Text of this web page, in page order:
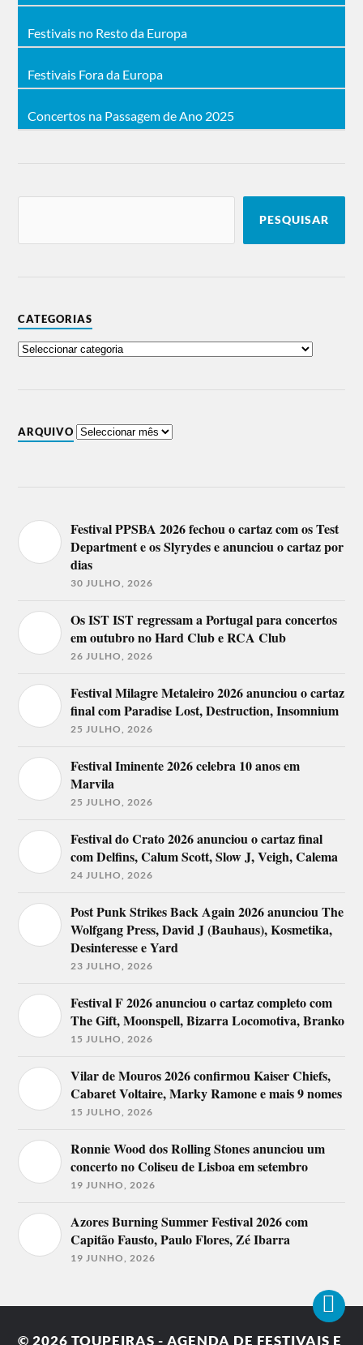
Festivais no Resto da Europa
Festivais Fora da Europa
Concertos na Passagem de Ano 2025
PESQUISAR
CATEGORIAS
ARQUIVO
Festival PPSBA 2026 fechou o cartaz com os Test
Department e os Slyrydes e anunciou o cartaz por
dias
30 JULHO, 2026
Os IST IST regressam a Portugal para concertos
em outubro no Hard Club e RCA Club
26 JULHO, 2026
Festival Milagre Metaleiro 2026 anunciou o cartaz
final com Paradise Lost, Destruction, Insomnium
25 JULHO, 2026
Festival Iminente 2026 celebra 10 anos em
Marvila
25 JULHO, 2026
Festival do Crato 2026 anunciou o cartaz final
com Delfins, Calum Scott, Slow J, Veigh, Calema
24 JULHO, 2026
Post Punk Strikes Back Again 2026 anunciou The
Wolfgang Press, David J (Bauhaus), Kosmetika,
Desinteresse e Yard
23 JULHO, 2026
Festival F 2026 anunciou o cartaz completo com
The Gift, Moonspell, Bizarra Locomotiva, Branko
15 JULHO, 2026
Vilar de Mouros 2026 confirmou Kaiser Chiefs,
Cabaret Voltaire, Marky Ramone e mais 9 nomes
15 JULHO, 2026
Ronnie Wood dos Rolling Stones anunciou um
concerto no Coliseu de Lisboa em setembro
19 JUNHO, 2026
Azores Burning Summer Festival 2026 com
Capitão Fausto, Paulo Flores, Zé Ibarra
19 JUNHO, 2026
© 2026TOUPEIRAS - AGENDA DE FESTIVAIS E